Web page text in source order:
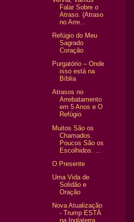
Falar Sobre o
Atraso. (Atraso
no Arre...
Refúgio do Meu
Sagrado
Coração
Purgatório – Onde
isso está na
Bíblia
Atrasos no
Arrebatamento
em 5 Anos e O
Refúgio
Muitos São os
Chamados.
Poucos São os
Escolhidos. ...
O Presente
Uma Vida de
Solidão e
Oração
Nova Atualização
- Trump ESTÁ
na Inglaterra